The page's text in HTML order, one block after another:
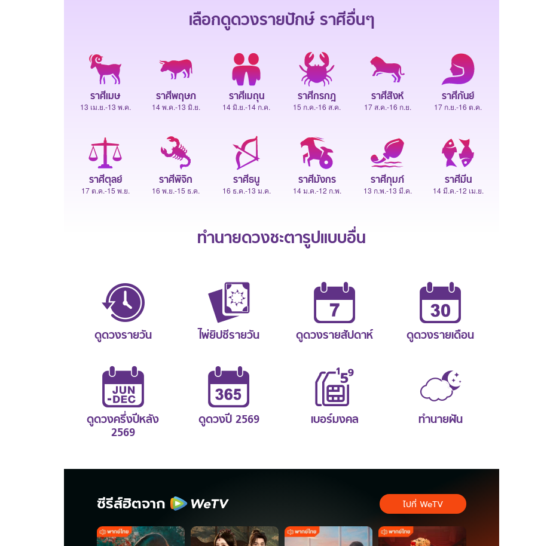
เลือกดูดวงรายปักษ์ราศีอื่นๆ
ราศีเมษ
13 เม.ย.-13 พ.ค.
ราศีพฤษภ
14 พ.ค.-13 มิ.ย.
ราศีเมถุน
14 มิ.ย.-14 ก.ค.
ราศีกรกฎ
15 ก.ค.-16 ส.ค.
ราศีสิงห์
17 ส.ค.-16 ก.ย.
ราศีกันย์
17 ก.ย.-16 ต.ค.
ราศีตุลย์
17 ต.ค.-15 พ.ย.
ราศีพิจิก
16 พ.ย.-15 ธ.ค.
ราศีธนู
16 ธ.ค.-13 ม.ค.
ราศีมังกร
14 ม.ค.-12 ก.พ.
ราศีกุมภ์
13 ก.พ.-13 มี.ค.
ราศีมีน
14 มี.ค.-12 เม.ย.
ทำนายดวงชะตารูปแบบอื่น
ดูดวงรายวัน ไพ่ยิปซีรายวัน ดูดวงรายสัปดาห์ ดูดวงรายเดือน
ดูดวงครึ่งปีหลัง
2569
ดูดวงปี 2569 เบอร์มงคล ทำนายฝัน
ซีรีส์ฮิตจาก ไปที่ WeTV